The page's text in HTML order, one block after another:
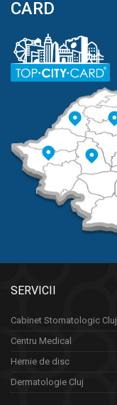
CARD
SERVICII
Cabinet Stomatologic Cluj
Centru Medical
Hernie de disc
Dermatologie Cluj